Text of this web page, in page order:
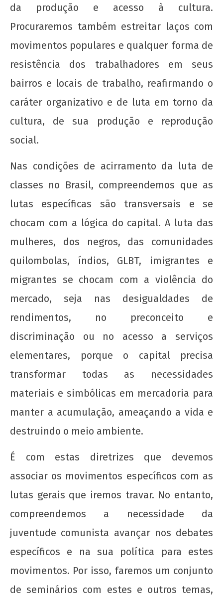
da produção e acesso à cultura.
Procuraremos também estreitar laços com
movimentos populares e qualquer forma de
resistência dos trabalhadores em seus
bairros e locais de trabalho, reafirmando o
caráter organizativo e de luta em torno da
cultura, de sua produção e reprodução
social.
Nas condições de acirramento da luta de
classes no Brasil, compreendemos que as
lutas específicas são transversais e se
chocam com a lógica do capital. A luta das
mulheres, dos negros, das comunidades
quilombolas, índios, GLBT, imigrantes e
migrantes se chocam com a violência do
mercado, seja nas desigualdades de
rendimentos, no preconceito e
discriminação ou no acesso a serviços
elementares, porque o capital precisa
transformar todas as necessidades
materiais e simbólicas em mercadoria para
manter a acumulação, ameaçando a vida e
destruindo o meio ambiente.
É com estas diretrizes que devemos
associar os movimentos específicos com as
lutas gerais que iremos travar. No entanto,
compreendemos a necessidade da
juventude comunista avançar nos debates
específicos e na sua política para estes
movimentos. Por isso, faremos um conjunto
de seminários com estes e outros temas,